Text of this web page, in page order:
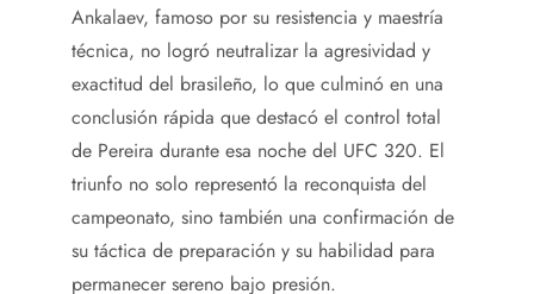
Ankalaev, famoso por su resistencia y maestría
técnica, no logró neutralizar la agresividad y
exactitud del brasileño, lo que culminó en una
conclusión rápida que destacó el control total
de Pereira durante esa noche del UFC 320. El
triunfo no solo representó la reconquista del
campeonato, sino también una confirmación de
su táctica de preparación y su habilidad para
permanecer sereno bajo presión.